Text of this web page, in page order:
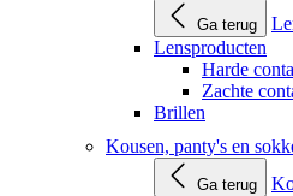
Ga terug
Lensproducten
Harde
Zachte
Brillen
Kousen, panty's en
Ga terug